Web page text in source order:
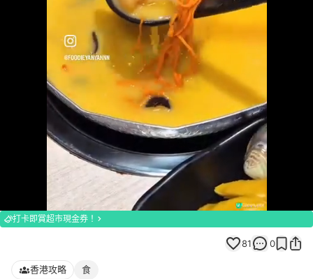
Loaded
打卡即賞超市現金券！
81 0
香港攻略 食